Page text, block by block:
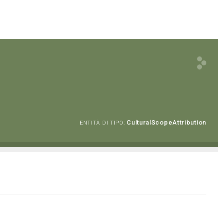
ENTITÀ DI TIPO: CulturalScopeAttribution